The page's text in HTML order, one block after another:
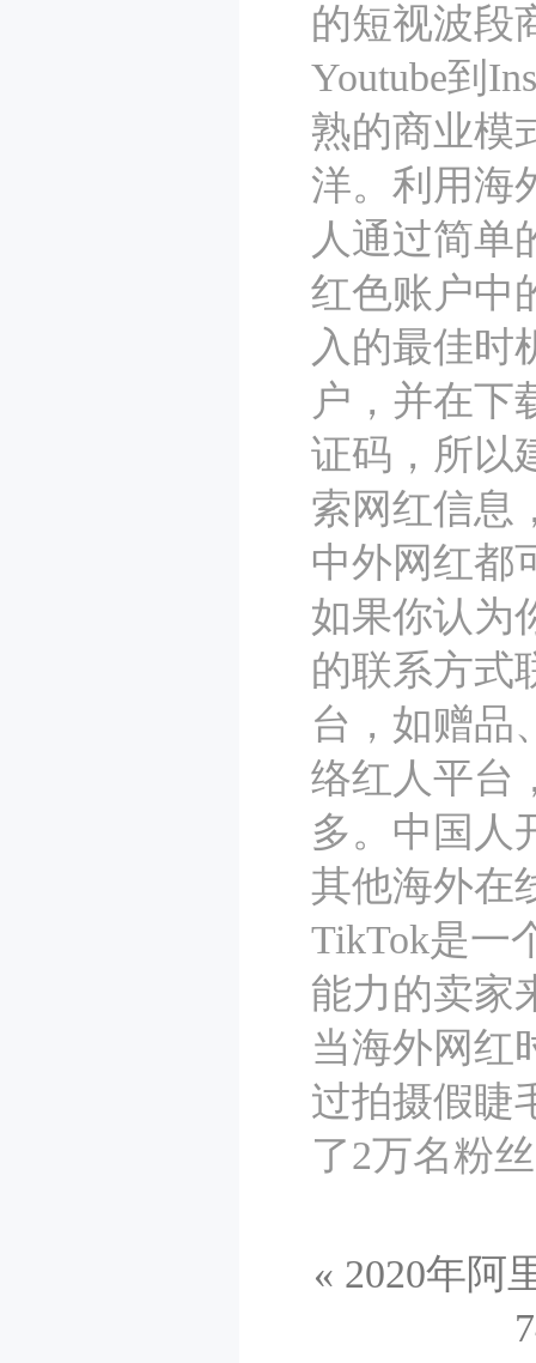
的短视波段
Youtube到
熟的商业模
洋。利用海
人通过简单
红色账户中
入的最佳时
户，并在下
证码，所以
索网红信息
中外网红都
如果你认为
的联系方式
台，如赠品
络红人平台
多。中国人
其他海外在
TikTok是一
能力的卖家
当海外网红
过拍摄假睫
了2万名粉
« 2020年阿